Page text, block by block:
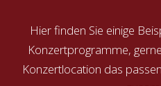
Hier finden Sie einige
Konzertprogramme,
Konzertlocation das